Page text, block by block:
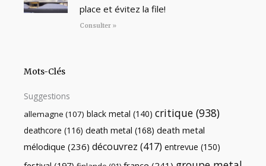
place et évitez la file!
Consulter »
Mots-Clés
Suggestions
allemagne (107) black metal (140) critique (938)
deathcore (116) death metal (168) death metal
mélodique (236) découvrez (417) entrevue (150)